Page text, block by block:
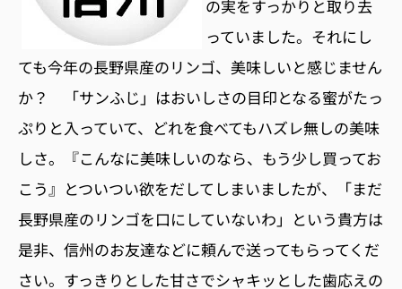
の実をすっかりと取り去
っていました。それにし
ても今年の長野県産のリンゴ、美味しいと感じません
か？ 「サンふじ」はおいしさの目印となる蜜がたっ
ぷりと入っていて、どれを食べてもハズレ無しの美味
しさ。『こんなに美味しいのなら、もう少し買ってお
こう』とついつい欲をだしてしまいましたが、「まだ
長野県産のリンゴを口にしていないわ」という貴方は
是非、信州のお友達などに頼んで送ってもらってくだ
さい。すっきりとした甘さでシャキッとした歯応えの